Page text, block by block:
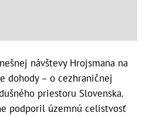
návštevy Hrojsmana na
dohody – o cezhraničnej
priestoru Slovenska.
podporil územnú celistvosť